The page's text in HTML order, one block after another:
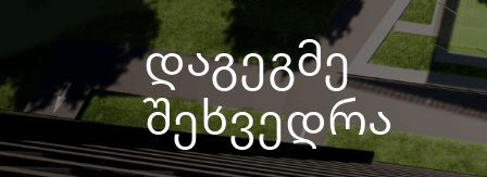
დაგეგმე
შეხვედრა